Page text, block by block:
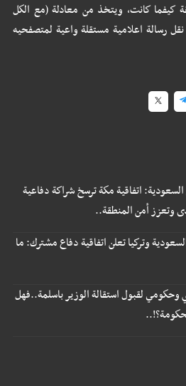
كيفما كانت، ويتخذ من معادلة (مع الكل
رسالة اعلامية مستقلة واعية لمتصفحيه
اتفاقية مكة ترسخ شراكة دفاعية
وتعزز أمن المنطقة..
وتركيا تعلن اتفاقية دفاع مشترك: ما
لقبول استقالة الوزير باسلمة..فهل